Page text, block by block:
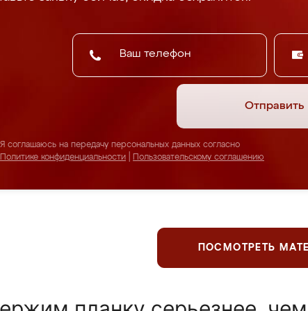
Отправить
Я соглашаюсь на передачу персональных данных согласно
Политике конфиденциальности
Пользовательскому соглашению
ПОСМОТРЕТЬ